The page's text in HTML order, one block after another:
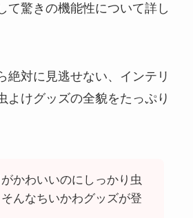
て驚きの機能性について詳し
絶対に見逃せない、インテリ
よけグッズの全貌をたっぷり
がかわいいのにしっかり虫
んなちいかわグッズが登